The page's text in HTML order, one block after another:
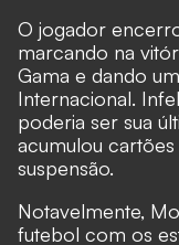
O jogador
marcando na
Gama e dando
Internacional.
poderia ser sua
acumulou
suspensão.
Notavelmente,
futebol com os